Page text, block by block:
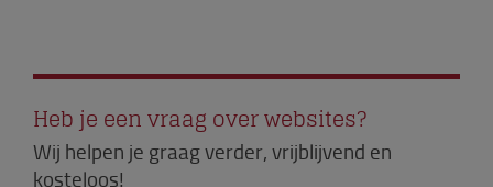
Heb je een vraag over websites?
Wij helpen je graag verder, vrijblijvend en
kosteloos!